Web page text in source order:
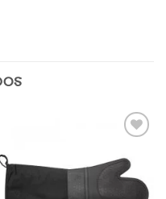
a la
lista de
deseos